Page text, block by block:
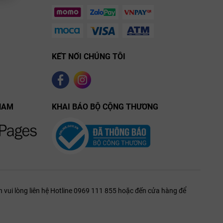
KẾT NỐI CHÚNG TÔI
KHAI BÁO BỘ CỘNG THƯƠNG
lòng liên hệ Hotline 0969 111 855 hoặc đến cửa hàng để